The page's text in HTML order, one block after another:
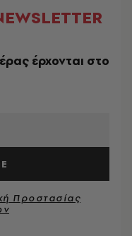
έρχονται στο
Προστασίας